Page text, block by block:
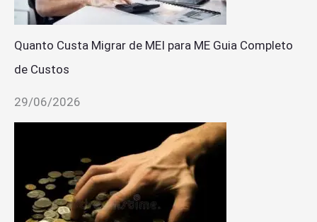
Quanto Custa Migrar de MEI para ME Guia Completo
de Custos
29/06/2026